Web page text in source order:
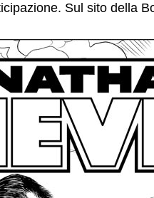
Sul sito della